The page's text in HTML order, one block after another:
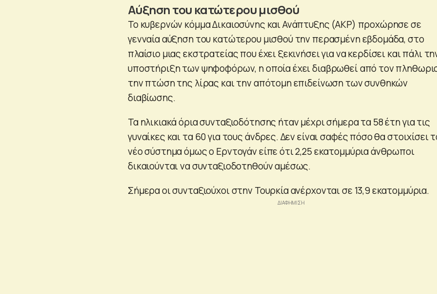
Αύξηση του κατώτερου μισθού
Το κυβερνών κόμμα Δικαιοσύνης και Ανάπτυξης (AKP) προχώρησε σε
γενναία αύξηση του κατώτερου μισθού την περασμένη εβδομάδα, στο
πλαίσιο μιας εκστρατείας που έχει ξεκινήσει για να κερδίσει και πάλι
υποστήριξη των ψηφοφόρων, η οποία έχει διαβρωθεί από τον
την πτώση της λίρας και την απότομη επιδείνωση των συνθηκών
διαβίωσης.
Τα ηλικιακά όρια συνταξιοδότησης ήταν μέχρι σήμερα τα 58 έτη για τις
γυναίκες και τα 60 για τους άνδρες. Δεν είναι σαφές πόσο θα στοιχίσει
νέο σύστημα όμως ο Ερντογάν είπε ότι 2,25 εκατομμύρια άνθρωποι
δικαιούνται να συνταξιοδοτηθούν αμέσως.
Σήμερα οι συνταξιούχοι στην Τουρκία ανέρχονται σε 13,9 εκατομμύρια.